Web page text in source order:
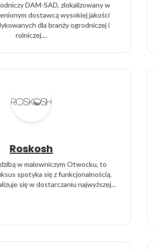
DAM-SAD, zlokalizowany w
dostawcą wysokiej jakości
dla branży ogrodniczej i
rolniczej....
Roskosh
w malowniczym Otwocku, to
spotyka się z funkcjonalnością.
się w dostarczaniu najwyższej...